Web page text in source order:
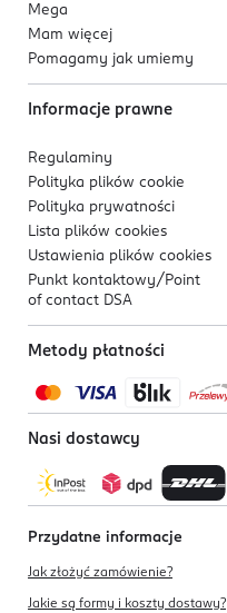
Mega
Mam więcej
Pomagamy jak umiemy
Informacje prawne
Regulaminy
Polityka plików cookie
Polityka prywatności
Lista plików cookies
Ustawienia plików cookies
Punkt kontaktowy/ Point
of contact DSA
Metody płatności
Nasi dostawcy
Przydatne informacje
Jak złożyć zamówienie?
Jakie są formy i koszty dostawy?